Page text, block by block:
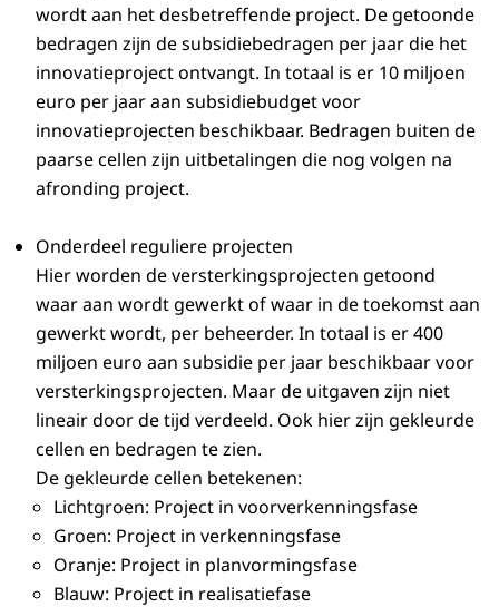
wordt aan het desbetreffende project. De getoonde
bedragen zijn de subsidiebedragen per jaar die het
innovatieproject ontvangt. In totaal is er 10 miljoen
euro per jaar aan subsidiebudget voor
innovatieprojecten beschikbaar. Bedragen buiten de
paarse cellen zijn uitbetalingen die nog volgen na
afronding project.
Onderdeel reguliere projecten
Hier worden de versterkingsprojecten getoond
waar aan wordt gewerkt of waar in de toekomst aan
gewerkt wordt, per beheerder. In totaal is er 400
miljoen euro aan subsidie per jaar beschikbaar voor
versterkingsprojecten. Maar de uitgaven zijn niet
lineair door de tijd verdeeld. Ook hier zijn gekleurde
cellen en bedragen te zien.
De gekleurde cellen betekenen:
Lichtgroen: Project in voorverkenningsfase
Groen: Project in verkenningsfase
Oranje: Project in planvormingsfase
Blauw: Project in realisatiefase